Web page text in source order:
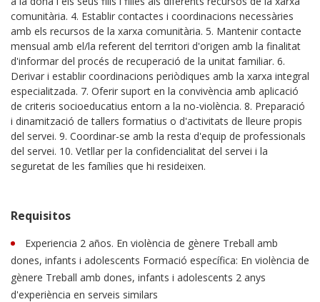
comunitària. 4. Establir contactes i coordinacions necessàries
amb els recursos de la xarxa comunitària. 5. Mantenir contacte
mensual amb el/la referent del territori d'origen amb la finalitat
d'informar del procés de recuperació de la unitat familiar. 6.
Derivar i establir coordinacions periòdiques amb la xarxa integral
especialitzada. 7. Oferir suport en la convivència amb aplicació
de criteris socioeducatius entorn a la no-violència. 8. Preparació
i dinamització de tallers formatius o d'activitats de lleure propis
del servei. 9. Coordinar-se amb la resta d'equip de professionals
del servei. 10. Vetllar per la confidencialitat del servei i la
seguretat de les famílies que hi resideixen.
Requisitos
Experiencia 2 años. En violència de gènere Treball amb
dones, infants i adolescents Formació específica: En violència de
gènere Treball amb dones, infants i adolescents 2 anys
d'experiència en serveis similars